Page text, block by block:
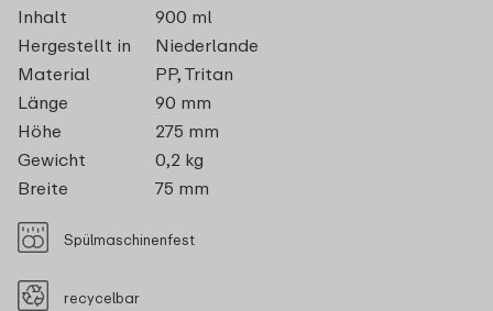
Inhalt
900 ml
Hergestellt in
Niederlande
Material
PP, Tritan
Länge
90 mm
Höhe
275 mm
Gewicht
0,2 kg
Breite
75 mm
Spülmaschinenfest
recycelbar